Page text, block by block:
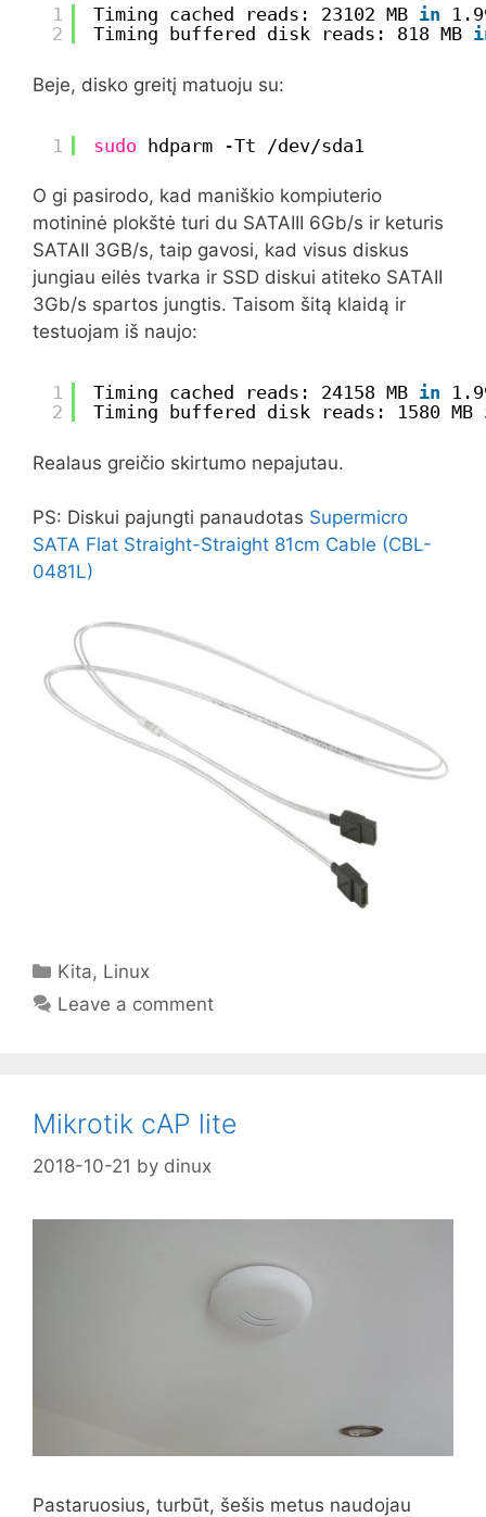
1
2
Timing cached reads: 23102 MB in
Timing buffered disk reads: 818 MB
Beje, disko greitį matuoju su:
1 sudo hdparm -Tt /dev/sda1
O gi pasirodo, kad maniškio kompiuterio
motininė plokštė turi du SATAIII 6Gb/s ir keturis
SATAII 3GB/s, taip gavosi, kad visus diskus
jungiau eilės tvarka ir SSD diskui atiteko SATAII
3Gb/s spartos jungtis. Taisom šitą klaidą ir
testuojam iš naujo:
1
2
Timing cached reads: 24158 MB in
Timing buffered disk reads: 1580 MB
Realaus greičio skirtumo nepajutau.
PS: Diskui pajungti panaudotas Supermicro
SATA Flat Straight-Straight 81cm Cable (CBL-
0481L)
Categories
Kita, Linux
Leave a comment
Mikrotik cAP lite
2018-10-21 by dinux
Pastaruosius, turbūt, šešis metus naudojau